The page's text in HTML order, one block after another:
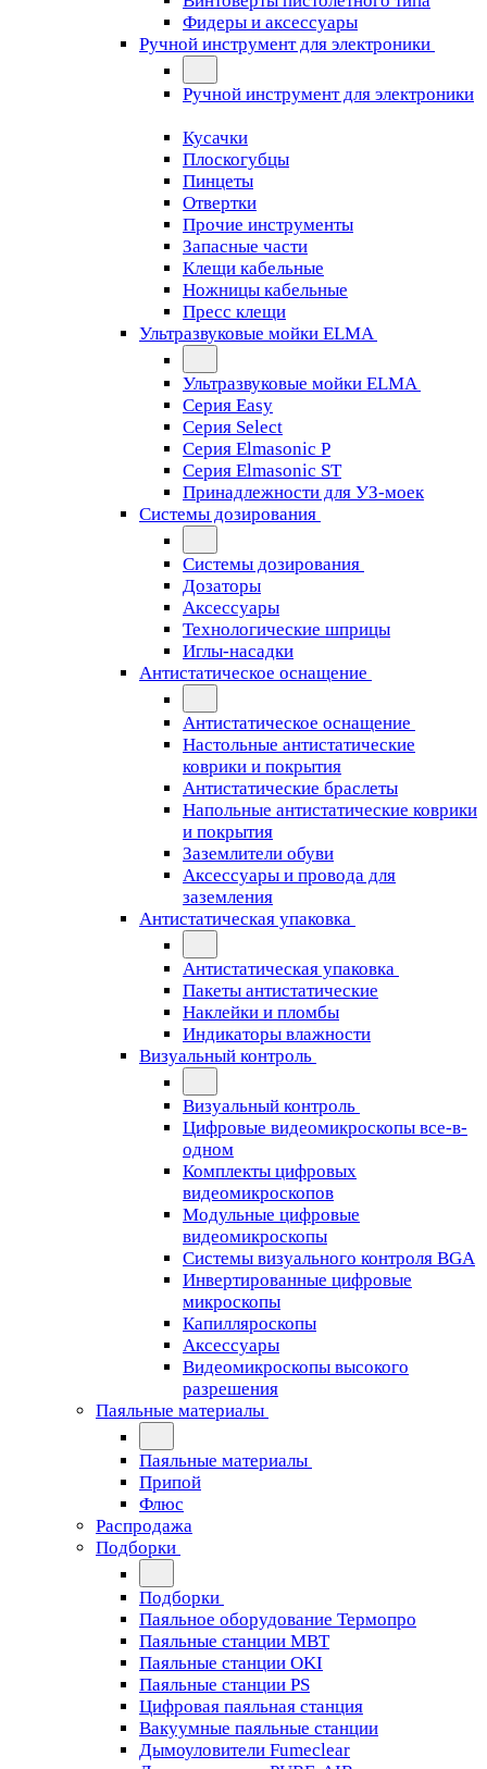
Фидеры и аксессуары
Ручной инструмент для электроники
Ручной инструмент для электроники
Кусачки
Плоскогубцы
Пинцеты
Отвертки
Прочие инструменты
Запасные части
Клещи кабельные
Ножницы кабельные
Пресс клещи
Ультразвуковые мойки ELMA
Ультразвуковые мойки ELMA
Серия Easy
Серия Select
Серия Elmasonic P
Серия Elmasonic ST
Принадлежности для УЗ-моек
Системы дозирования
Системы дозирования
Дозаторы
Аксессуары
Технологические шприцы
Иглы-насадки
Антистатическое оснащение
Антистатическое оснащение
Настольные антистатические
коврики и покрытия
Антистатические браслеты
Напольные антистатические коврики
и покрытия
Заземлители обуви
Аксессуары и провода для
заземления
Антистатическая упаковка
Антистатическая упаковка
Пакеты антистатические
Наклейки и пломбы
Индикаторы влажности
Визуальный контроль
Визуальный контроль
Цифровые видеомикроскопы все-в-
одном
Комплекты цифровых
видеомикроскопов
Модульные цифровые
видеомикроскопы
Cистемы визуального контроля BGA
Инвертированные цифровые
микроскопы
Капилляроскопы
Аксессуары
Видеомикроскопы высокого
разрешения
Паяльные материалы
Паяльные материалы
Припой
Флюс
Распродажа
Подборки
Подборки
Паяльное оборудование Термопро
Паяльные станции MBT
Паяльные станции OKI
Паяльные станции PS
Цифровая паяльная станция
Вакуумные паяльные станции
Дымоуловители Fumeclear